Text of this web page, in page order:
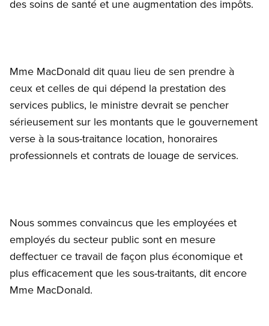
des soins de santé et une augmentation des impôts.
Mme MacDonald dit quau lieu de sen prendre à
ceux et celles de qui dépend la prestation des
services publics, le ministre devrait se pencher
sérieusement sur les montants que le gouvernement
verse à la sous-traitance location, honoraires
professionnels et contrats de louage de services.
Nous sommes convaincus que les employées et
employés du secteur public sont en mesure
deffectuer ce travail de façon plus économique et
plus efficacement que les sous-traitants, dit encore
Mme MacDonald.